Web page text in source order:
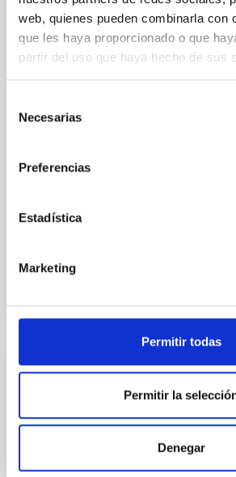
web, quienes pueden combinarla con
que les haya proporcionado o que
partir del uso que haya hecho de sus
Necesarias
Preferencias
Estadística
Marketing
Permitir todas
Permitir la
Denegar
tenues que se conocen, podrían
comprender uno de los mayores
Universo: la verdadera naturaleza de
de Canarias (IAC) revela que una sola
partículas de materia oscura cada
basta para explicar los núcleos de
estrellas, están dominadas por
NOTA DE PRENSA
El IAC participa en el
nuevo “GPS cósmico” que
más preciso de la materia
universo